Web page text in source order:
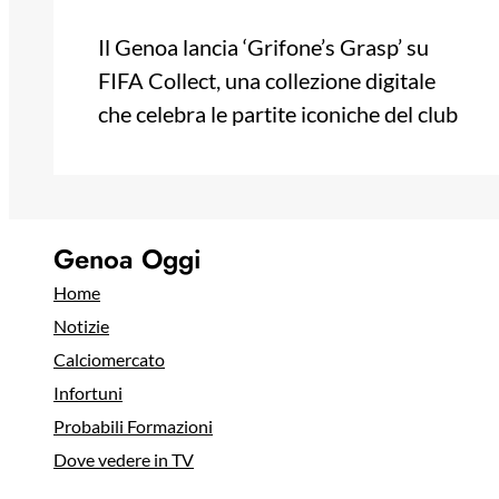
Il Genoa lancia ‘Grifone’s Grasp’ su
FIFA Collect, una collezione digitale
che celebra le partite iconiche del club
Genoa Oggi
Home
Notizie
Calciomercato
Infortuni
Probabili Formazioni
Dove vedere in TV